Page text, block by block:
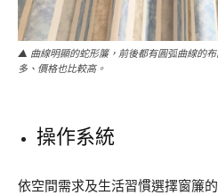
▲ 曲線明顯的蛇形簾，前後都有圓弧曲線的
多、價格也比較高。
操作系統
依空間需求及生活習慣選擇窗簾